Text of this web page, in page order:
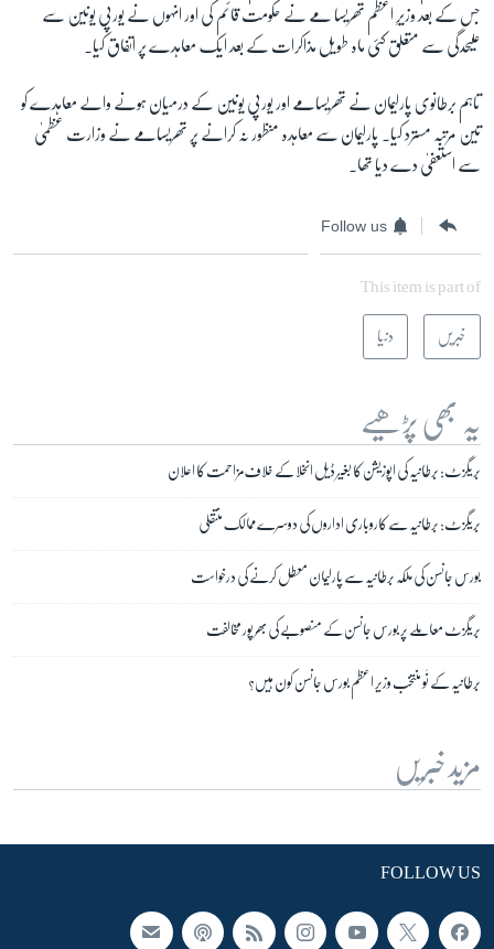
جس کے بعد وزیرِ اعظم تھریسا مے نے حکومت قائم کی اور انہوں نے یورپی یونین سے
علیحدگی سے متعلق کئی ماہ طویل مذاکرات کے بعد ایک معاہدے پر اتفاق کیا۔
تاہم برطانوی پارلیمان نے تھریسامے اور یورپی یونین کے درمیان ہونے والے معاہدے کو
تین مرتبہ مسترد کیا۔ پارلیمان سے معاہدہ منظور نہ کرانے پر تھریسامے نے وزارت عظمیٰ
سے استعفیٰ دے دیا تھا۔
Follow us
This item is part of
خبریں دنیا
یہ بھی پڑھیے
بریگزٹ: برطانیہ کی اپوزیشن کا بغیر ڈیل انخلا کے خلاف مزاحمت کا اعلان
بریگزٹ: برطانیہ سے کاروباری اداروں کی دوسرے ممالک منتقلی
بورس جانسن کی ملکہ برطانیہ سے پارلیمان معطل کرنے کی درخواست
بریگزٹ معاملے پر بورس جانسن کے منصوبے کی بھرپور مخالفت
برطانیہ کے نَو منتخب وزیر اعظم بورس جانسن کون ہیں؟
مزید خبریں
FOLLOW US